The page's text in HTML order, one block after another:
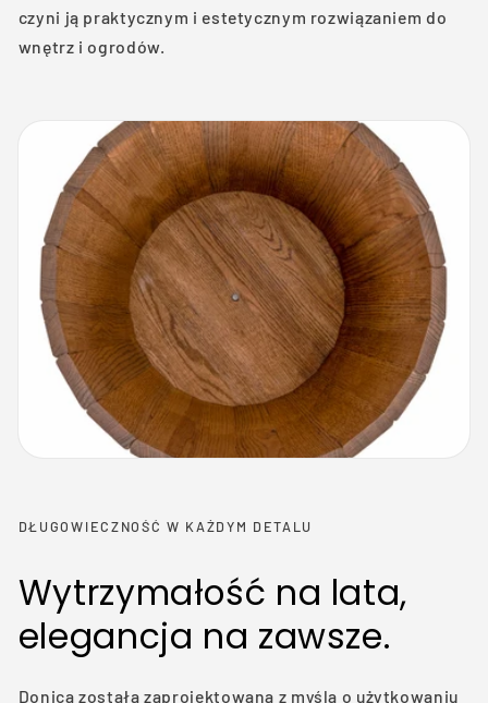
czyni ją praktycznym i estetycznym rozwiązaniem do
wnętrz i ogrodów.
DŁUGOWIECZNOŚĆ W KAŻDYM DETALU
Wytrzymałość na lata,
elegancja na zawsze.
Donica została zaprojektowana z myślą o użytkowaniu